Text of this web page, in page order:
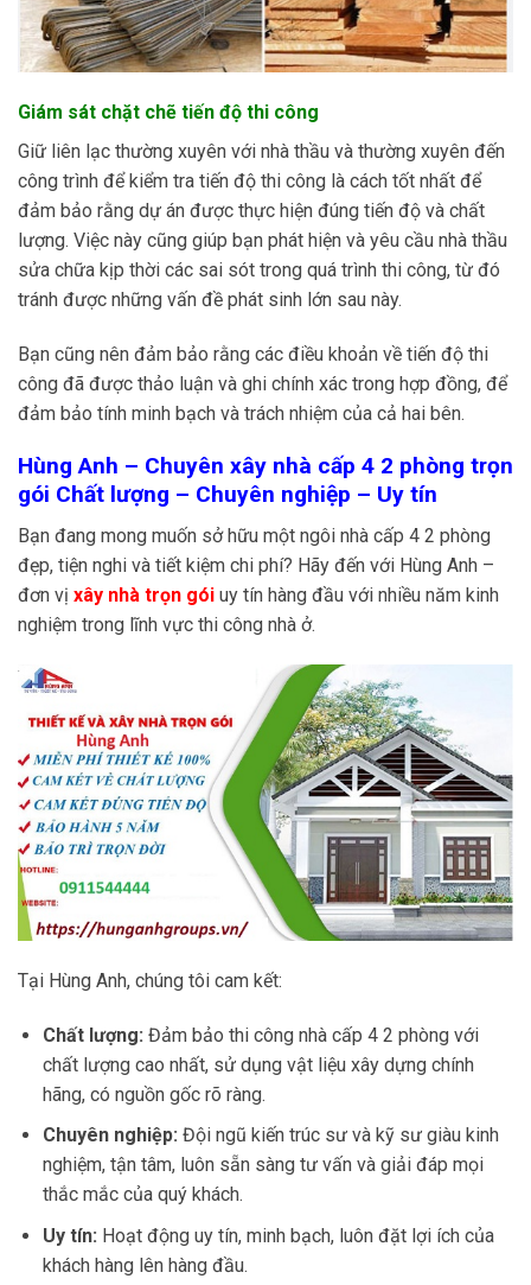
Giám sát chặt chẽ tiến độ thi công
Giữ liên lạc thường xuyên với nhà thầu và thường xuyên đến
công trình để kiểm tra tiến độ thi công là cách tốt nhất để
đảm bảo rằng dự án được thực hiện đúng tiến độ và chất
lượng. Việc này cũng giúp bạn phát hiện và yêu cầu nhà thầu
sửa chữa kịp thời các sai sót trong quá trình thi công, từ đó
tránh được những vấn đề phát sinh lớn sau này.
Bạn cũng nên đảm bảo rằng các điều khoản về tiến độ thi
công đã được thảo luận và ghi chính xác trong hợp đồng, để
đảm bảo tính minh bạch và trách nhiệm của cả hai bên.
Hùng Anh – Chuyên xây nhà cấp 4 2 phòng trọn
gói Chất lượng – Chuyên nghiệp – Uy tín
Bạn đang mong muốn sở hữu một ngôi nhà cấp 4 2 phòng
đẹp, tiện nghi và tiết kiệm chi phí? Hãy đến với Hùng Anh –
đơn vị xây nhà trọn gói uy tín hàng đầu với nhiều năm kinh
nghiệm trong lĩnh vực thi công nhà ở.
Tại Hùng Anh, chúng tôi cam kết:
Chất lượng: Đảm bảo thi công nhà cấp 4 2 phòng với
chất lượng cao nhất, sử dụng vật liệu xây dựng chính
hãng, có nguồn gốc rõ ràng.
Chuyên nghiệp: Đội ngũ kiến trúc sư và kỹ sư giàu kinh
nghiệm, tận tâm, luôn sẵn sàng tư vấn và giải đáp mọi
thắc mắc của quý khách.
Uy tín: Hoạt động uy tín, minh bạch, luôn đặt lợi ích của
khách hàng lên hàng đầu.